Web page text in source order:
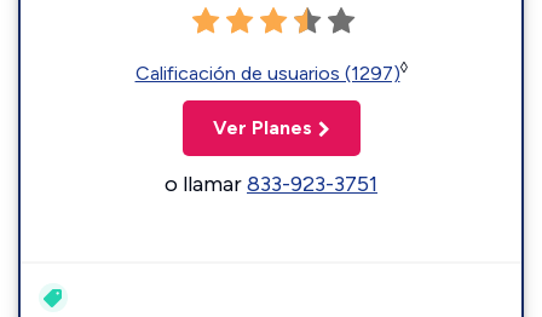
Calificación de usuarios (1297)◊
Ver Planes
o llamar833-923-3751